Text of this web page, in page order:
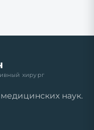
хирург
наук.